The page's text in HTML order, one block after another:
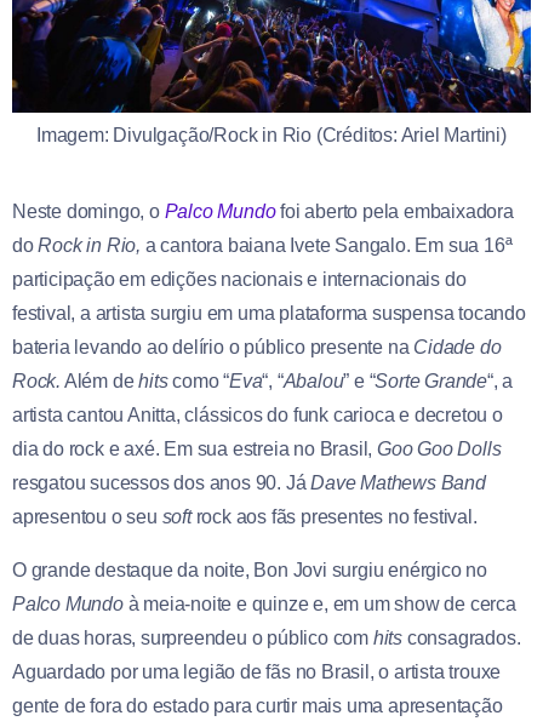
Imagem: Divulgação/Rock in Rio (Créditos: Ariel Martini)
Neste domingo, oPalco Mundofoi aberto pela embaixadora
doRock in Rio, a cantora baiana Ivete Sangalo. Em sua 16ª
participação em edições nacionais e internacionais do
festival, a artista surgiu em uma plataforma suspensa tocando
bateria levando ao delírio o público presente na Cidade do
Rock. Além dehitscomo “Eva“, “Abalou” e “Sorte Grande“, a
artista cantou Anitta, clássicos do funk carioca e decretou o
dia do rock e axé. Em sua estreia no Brasil, Goo Goo Dolls
resgatou sucessos dos anos 90. JáDave Mathews Band
apresentou o seu softrock aos fãs presentes no festival.
O grande destaque da noite, Bon Jovi surgiu enérgico no
Palco Mundoà meia-noite e quinze e, em um show de cerca
de duas horas, surpreendeu o público com hits consagrados.
Aguardado por uma legião de fãs no Brasil, o artista trouxe
gente de fora do estado para curtir mais uma apresentação